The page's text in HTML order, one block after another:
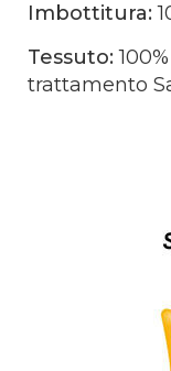
Imbottitura:
Tessuto:
trattamento